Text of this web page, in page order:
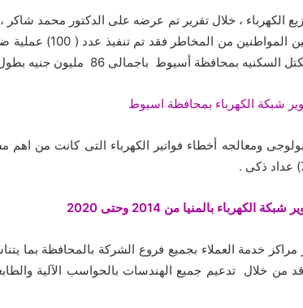
، خلال تقرير تم عرضه على الدكتور محمد شاكر ،
فى اطار حرص الدوله على
بمحافظة أسيوط باجمالى 86 مليون جنيه بطول 81 كم .
خدمة العملاء بجميع فروع الشركة بالمحافظة بما
من خلال تدعيم جميع الهندسات بالحواسب الآلية